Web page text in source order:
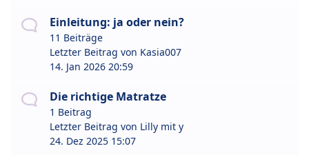
Einleitung: ja oder nein?
11 Beiträge
Letzter Beitrag von Kasia007
14. Jan 2026 20:59
Die richtige Matratze
1 Beitrag
Letzter Beitrag von Lilly mit y
24. Dez 2025 15:07